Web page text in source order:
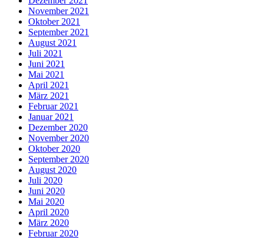
November 2021
Oktober 2021
September 2021
August 2021
Juli 2021
Juni 2021
Mai 2021
April 2021
März 2021
Februar 2021
Januar 2021
Dezember 2020
November 2020
Oktober 2020
September 2020
August 2020
Juli 2020
Juni 2020
Mai 2020
April 2020
März 2020
Februar 2020